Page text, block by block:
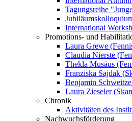
Tagungsreihe
International
Promotions- und
Laura Grewe
Claudia Nierste
Thekla Musäus
Franziska Sajdak
Benjamin
Laura Zieseler
Chronik
Aktivitäten des
Nachwuchsförderung